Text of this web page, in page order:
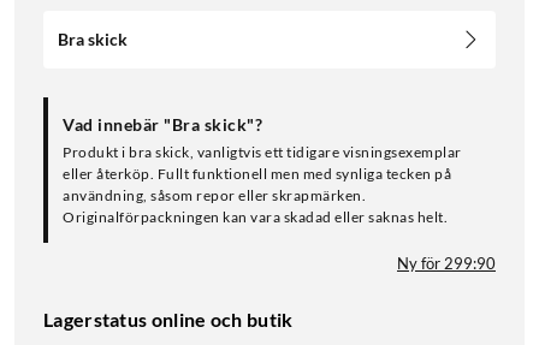
Bra skick
Vad innebär "Bra skick"?
Produkt i bra skick, vanligtvis ett tidigare visningsexemplar
eller återköp. Fullt funktionell men med synliga tecken på
användning, såsom repor eller skrapmärken.
Originalförpackningen kan vara skadad eller saknas helt.
Ny för 299:90
Lagerstatus online och butik